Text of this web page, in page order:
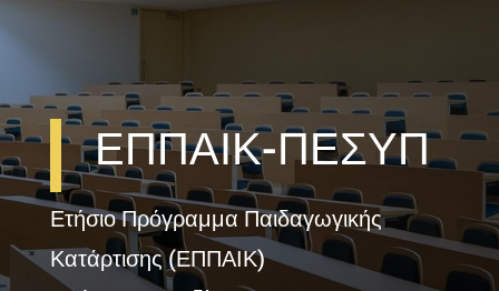
ΕΠΠΑΙΚ-ΠΕΣΥΠ
Ετήσιο Πρόγραμμα Παιδαγωγικής
Κατάρτισης (ΕΠΠΑΙΚ)